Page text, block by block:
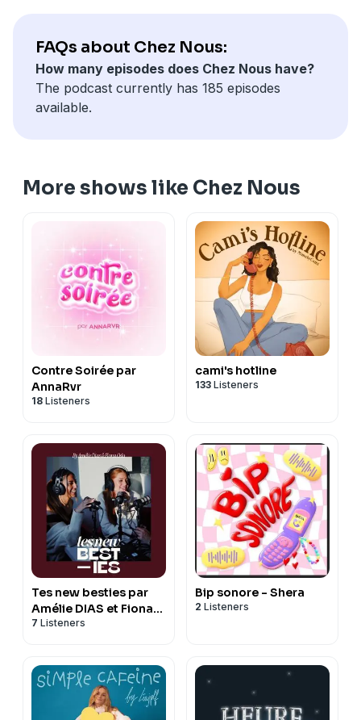
FAQs about Chez Nous:
How many episodes does Chez Nous have?
The podcast currently has 185 episodes
available.
More shows like Chez Nous
Contre Soirée par
AnnaRvr
18 Listeners
cami's hotline
133 Listeners
Tes new besties par
Amélie DIAS et Fiona
OSLO
7 Listeners
Bip sonore - Shera
2 Listeners